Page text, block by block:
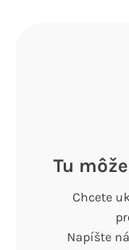
Tu
Chcete
Napíšte